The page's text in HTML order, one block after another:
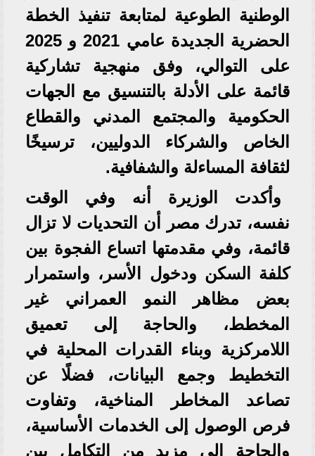
الوطنية الطوعية لمتابعة تنفيذ الخطة
الحضرية الجديدة عامي 2021 و 2025
على التوالي، وفق منهجية تشاركية
قائمة على الأدلة بالتنسيق مع الجهات
الحكومية والمجتمع المدني والقطاع
الخاص والشركاء الدوليين، ترسيخًا
لثقافة المساءلة والشفافية.
وأكدت الوزيرة أنه وفي الوقت
نفسه، تدرك مصر أن التحديات لا تزال
قائمة، وفي مقدمتها اتساع الفجوة بين
كلفة السكن ودخول الأسر، واستمرار
بعض مظاهر النمو العمراني غير
المخطط، والحاجة إلى تعميق
اللامركزية وبناء القدرات المحلية في
التخطيط وجمع البيانات، فضلًا عن
تصاعد المخاطر المناخية، وتفاوت
فرص الوصول إلى الخدمات الأساسية،
والحاجة إلى مزيد من التكامل بين